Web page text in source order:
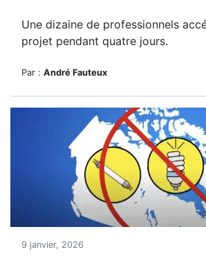
Une dizaine de professionnels
projet pendant quatre jours.
Par : André Fauteux
9 janvier, 2026